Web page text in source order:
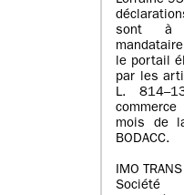
sont à
le portail
par les
L.
mois de
BODACC.
IMO TRANS